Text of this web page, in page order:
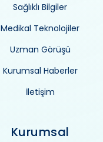
Sağlıklı Bilgiler
Medikal Teknolojiler
Uzman Görüşü
Kurumsal Haberler
İletişim
Kurumsal